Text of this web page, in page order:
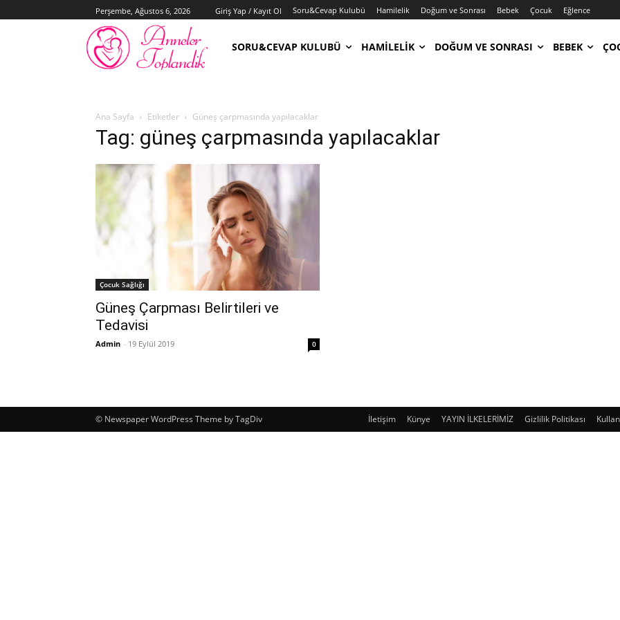
Perşembe, Ağustos 6, 2026 Giriş Yap / Kayıt Ol Soru&Cevap Kulubü Hamilelik Doğum ve Sonrası Bebek Çocuk Eğlence
SORU&CEVAP KULUBÜ HAMILELIK DOĞUM VE SONRASI BEBEK
Ana Sayfa Etiketler Güneş çarpmasında yapılacaklar
Tag: güneş çarpmasında yapılacaklar
Çocuk Sağlığı
Güneş Çarpması Belirtileri ve
Tedavisi
Admin - 19 Eylül 2019 0
İletişim Künye YAYIN İLKELERİMİZ Gizlilik Politikası
© Newspaper WordPress Theme by TagDiv